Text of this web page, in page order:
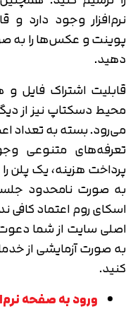
نرم‌افزار وجود دارد و
پوینت و عکس‌ها را به
دهید.
قابلیت اشتراک‌ فایل
محیط دسکتاپ نیز از
می‌رود. بسته به تعداد
تعرفه‌های متنوعی
پرداخت هزینه، یک پلن
به صورت نامحدود
اسکای روم اعتماد
اصلی سایت از شما
به صورت آزمایشی از
کنید.
ورود به صفحه